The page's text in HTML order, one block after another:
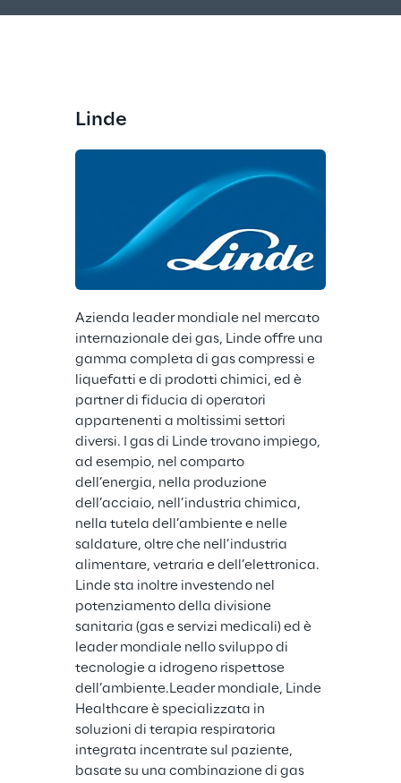
Linde
Azienda leader mondiale nel mercato
internazionale dei gas, Linde offre una
gamma completa di gas compressi e
liquefatti e di prodotti chimici, ed è
partner di fiducia di operatori
appartenenti a moltissimi settori
diversi. I gas di Linde trovano impiego,
ad esempio, nel comparto
dell’energia, nella produzione
dell’acciaio, nell’industria chimica,
nella tutela dell’ambiente e nelle
saldature, oltre che nell’industria
alimentare, vetraria e dell’elettronica.
Linde sta inoltre investendo nel
potenziamento della divisione
sanitaria (gas e servizi medicali) ed è
leader mondiale nello sviluppo di
tecnologie a idrogeno rispettose
dell’ambiente.Leader mondiale, Linde
Healthcare è specializzata in
soluzioni di terapia respiratoria
integrata incentrate sul paziente,
basate su una combinazione di gas